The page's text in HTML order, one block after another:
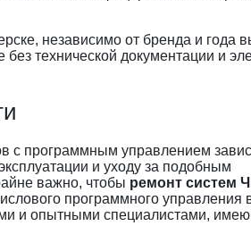
независимо от бренда и года
технической документации и
с программным управлением
и уходу за подобным
важно, чтобы ремонт систем
программного управления
и опытными специалистами,